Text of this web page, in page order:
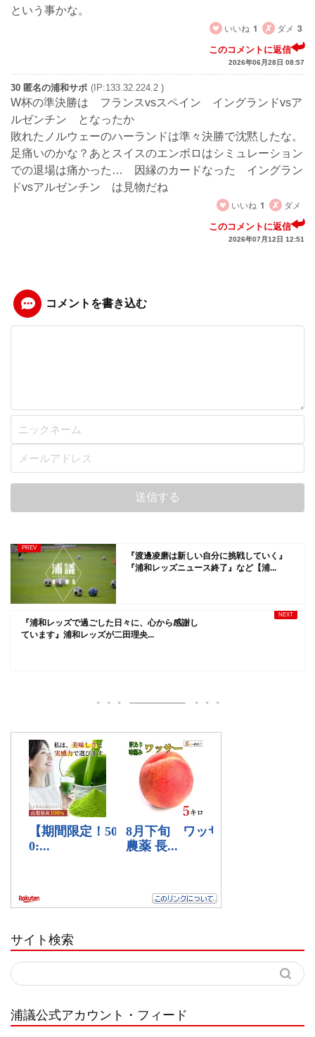
という事かな。
いいね 1 ダメ 3
このコメントに返信
2026年06月28日 08:57
30 匿名の浦和サポ (IP:133.32.224.2 )
W杯の準決勝は フランスvsスペイン イングランドvsア
ルゼンチン となったか
敗れたノルウェーのハーランドは準々決勝で沈黙したな。
足痛いのかな？あとスイスのエンボロはシミュレーション
での退場は痛かった… 因縁のカードなった イングラン
ドvsアルゼンチン は見物だね
いいね 1 ダメ
このコメントに返信
2026年07月12日 12:51
コメントを書き込む
『渡邊凌磨は新しい自分に挑戦していく』
『浦和レッズニュース終了』など【浦...
『浦和レッズで過ごした日々に、心から感謝し
ています』浦和レッズが二田理央...
サイト検索
浦議公式アカウント・フィード